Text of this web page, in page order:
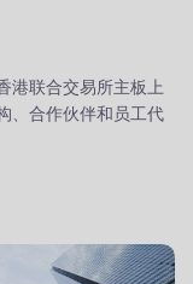
港联合交易所主板上
、合作伙伴和员工代